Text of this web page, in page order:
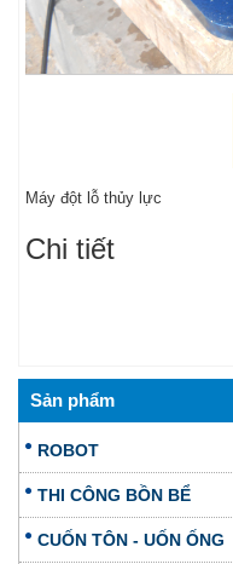
Máy đột lỗ thủy lực
Chi tiết
Sản phẩm
ROBOT
THI CÔNG BỒN BỂ
CUỐN TÔN - UỐN ỐNG